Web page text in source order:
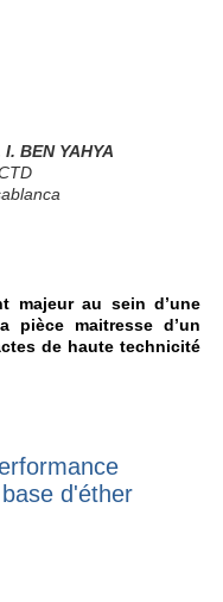
BEN YAHYA
majeur au sein d’une
pièce maitresse d’un
de haute technicité
d'éther